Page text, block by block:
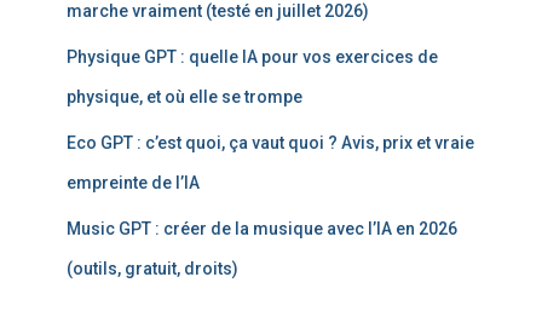
marche vraiment (testé en juillet 2026)
Physique GPT : quelle IA pour vos exercices de
physique, et où elle se trompe
Eco GPT : c’est quoi, ça vaut quoi ? Avis, prix et vraie
empreinte de l’IA
Music GPT : créer de la musique avec l’IA en 2026
(outils, gratuit, droits)